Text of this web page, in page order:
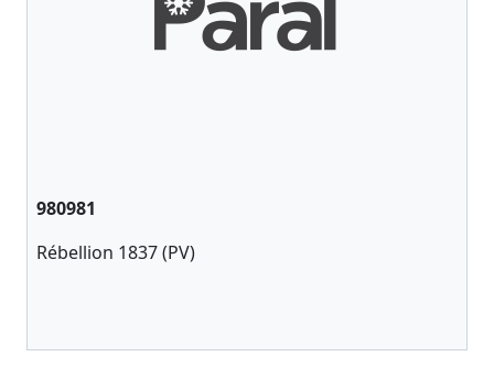
980981
Rébellion 1837 (PV)